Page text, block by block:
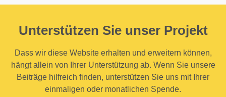
Unterstützen Sie unser Projekt
Dass wir diese Website erhalten und erweitern können,
hängt allein von Ihrer Unterstützung ab. Wenn Sie unsere
Beiträge hilfreich finden, unterstützen Sie uns mit Ihrer
einmaligen oder monatlichen Spende.